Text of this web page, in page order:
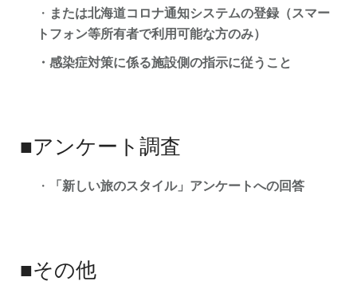
・ または北海道コロナ通知システムの登録（スマー
トフォン等所有者で利用可能な方のみ）
・感染症対策に係る施設側の指示に従うこと
■アンケート調査
・ 「新しい旅のスタイル」アンケートへの回答
■その他